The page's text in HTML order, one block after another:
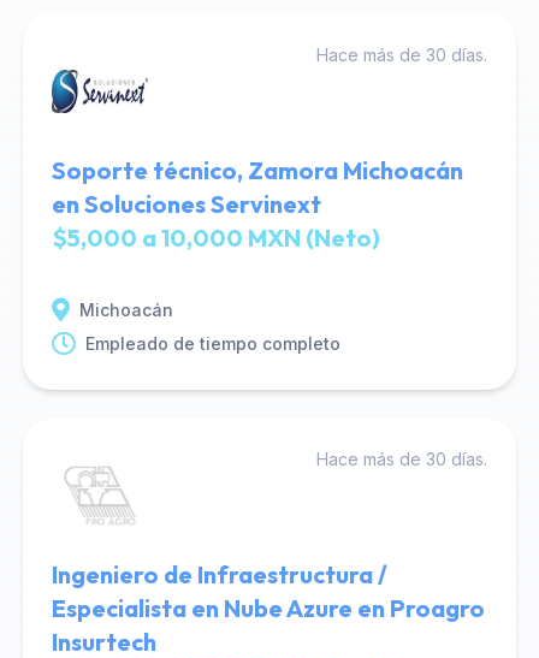
Hace más de 30 días.
Soporte técnico, Zamora Michoacán
en Soluciones Servinext
$5,000 a 10,000 MXN (Neto)
Michoacán
Empleado de tiempo completo
Hace más de 30 días.
Ingeniero de Infraestructura /
Especialista en Nube Azure en Proagro
Insurtech